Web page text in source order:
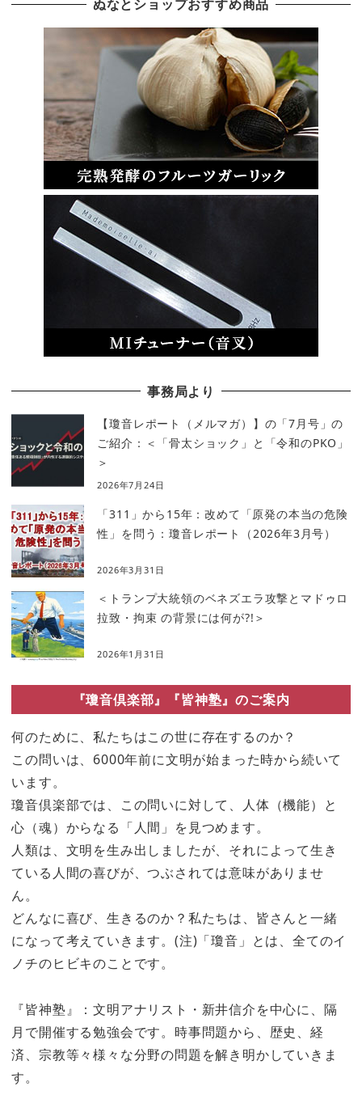
ぬなとショップおすすめ商品
事務局より
【瓊音レポート（メルマガ）】の「7月号」の
ご紹介：＜「骨太ショック」と「令和のPKO」
＞
2026年7月24日
「311」から15年：改めて「原発の本当の危険
性」を問う：瓊音レポート（2026年3月号）
2026年3月31日
＜トランプ大統領のベネズエラ攻撃とマドゥロ
拉致・拘束 の背景には何が?!＞
2026年1月31日
『瓊音倶楽部』『皆神塾』のご案内
何のために、私たちはこの世に存在するのか？
この問いは、6000年前に文明が始まった時から続いて
います。
瓊音倶楽部では、この問いに対して、人体（機能）と
心（魂）からなる「人間」を見つめます。
人類は、文明を生み出しましたが、それによって生き
ている人間の喜びが、つぶされては意味がありませ
ん。
どんなに喜び、生きるのか？私たちは、皆さんと一緒
になって考えていきます。(注)「瓊音」とは、全てのイ
ノチのヒビキのことです。
『皆神塾』：文明アナリスト・新井信介を中心に、隔
月で開催する勉強会です。時事問題から、歴史、経
済、宗教等々様々な分野の問題を解き明かしていきま
す。